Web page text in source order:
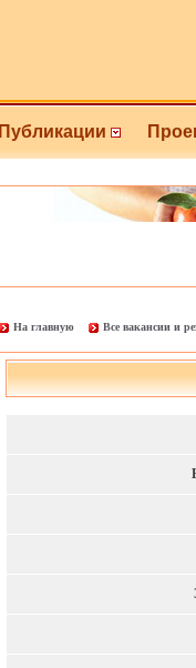
Публикации
На главную Все вакансии и